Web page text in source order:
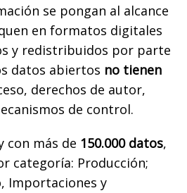
se pongan al alcance
en formatos digitales
y redistribuidos por parte
datos abiertos no tienen
derechos de autor,
de control.
con más de 150.000 datos,
categoría: Producción;
Importaciones y